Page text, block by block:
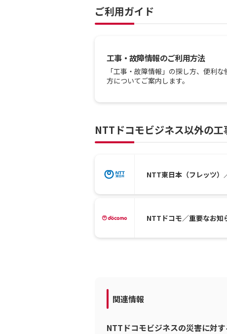
ご利用ガイド
工事・故障情報のご利用方法
「工事・故障情報」の探し方、便利な
方についてご案内します。
NTTドコモビジネス以外の
NTT東日本（フレッツ）
NTTドコモ／重要なお知
関連情報
NTTドコモビジネスの災害に対